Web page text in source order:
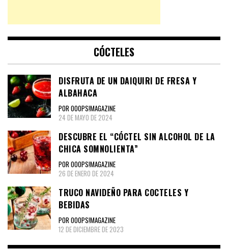
CÓCTELES
DISFRUTA DE UN DAIQUIRI DE FRESA Y
ALBAHACA
POR OOOPS!MAGAZINE
24 DE MAYO DE 2024
DESCUBRE EL “CÓCTEL SIN ALCOHOL DE LA
CHICA SOMNOLIENTA”
POR OOOPS!MAGAZINE
26 DE ENERO DE 2024
TRUCO NAVIDEÑO PARA COCTELES Y
BEBIDAS
POR OOOPS!MAGAZINE
12 DE DICIEMBRE DE 2023